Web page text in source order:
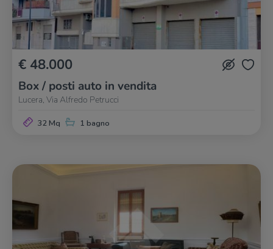
€ 48.000
Box / posti auto in vendita
Lucera, Via Alfredo Petrucci
32 Mq 1 bagno